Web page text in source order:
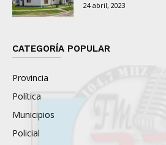
24 abril, 2023
CATEGORÍA POPULAR
Provincia
Política
Municipios
Policial